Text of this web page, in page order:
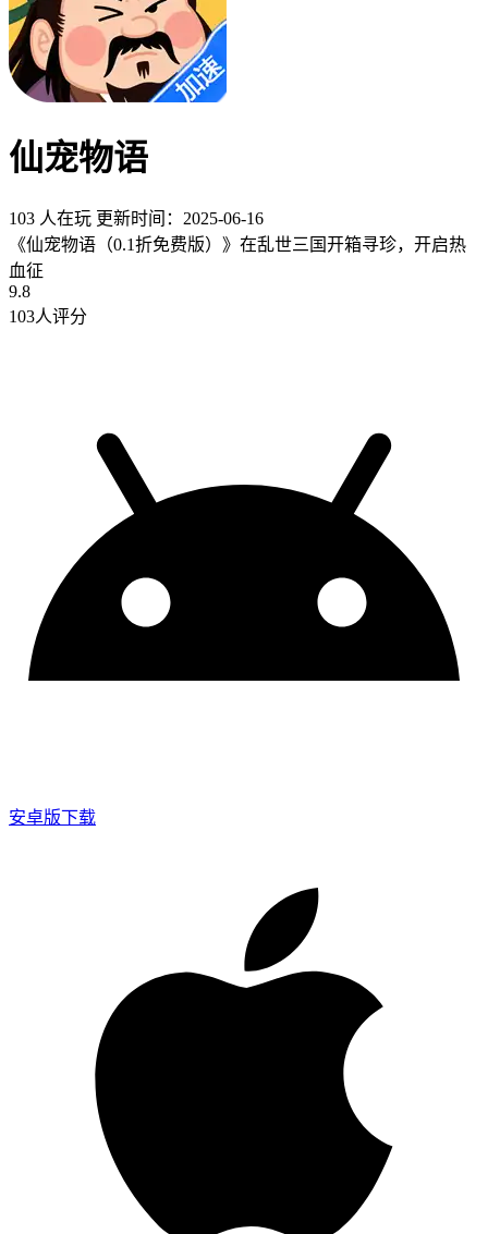
仙宠物语
103 人在玩 更新时间：2025-06-16
《仙宠物语（0.1折免费版）》在乱世三国开箱寻珍，开启热
血征
9.8
103人评分
安卓版下载